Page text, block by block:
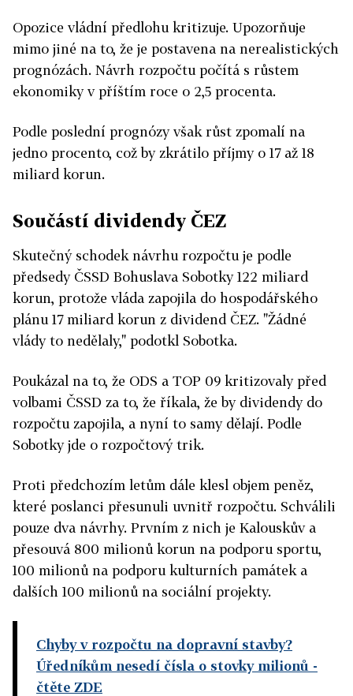
Opozice vládní předlohu kritizuje. Upozorňuje
mimo jiné na to, že je postavena na nerealistických
prognózách. Návrh rozpočtu počítá s růstem
ekonomiky v příštím roce o 2,5 procenta.
Podle poslední prognózy však růst zpomalí na
jedno procento, což by zkrátilo příjmy o 17 až 18
miliard korun.
Součástí dividendy ČEZ
Skutečný schodek návrhu rozpočtu je podle
předsedy ČSSD Bohuslava Sobotky 122 miliard
korun, protože vláda zapojila do hospodářského
plánu 17 miliard korun z dividend ČEZ. "Žádné
vlády to nedělaly," podotkl Sobotka.
Poukázal na to, že ODS a TOP 09 kritizovaly před
volbami ČSSD za to, že říkala, že by dividendy do
rozpočtu zapojila, a nyní to samy dělají. Podle
Sobotky jde o rozpočtový trik.
Proti předchozím letům dále klesl objem peněz,
které poslanci přesunuli uvnitř rozpočtu. Schválili
pouze dva návrhy. Prvním z nich je Kalouskův a
přesouvá 800 milionů korun na podporu sportu,
100 milionů na podporu kulturních památek a
dalších 100 milionů na sociální projekty.
Chyby v rozpočtu na dopravní stavby?
Úředníkům nesedí čísla o stovky milionů -
čtěte ZDE